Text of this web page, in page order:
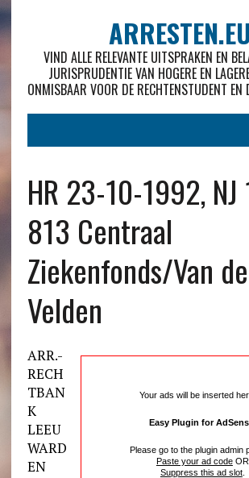
ARRESTEN.EU
VIND ALLE RELEVANTE UITSPRAKEN EN
JURISPRUDENTIE VAN HOGERE EN
ONMISBAAR VOOR DE RECHTENSTUDENT EN
HR 23-10-1992,
813 Centraal
Ziekenfonds/Van
Velden
Your ads will be inserted
Easy Plugin for
Please go to the plugin admin
Paste your ad codeOR
Suppress this ad slot.
ARR.-
RECH
TBAN
K
LEEU
WARD
EN